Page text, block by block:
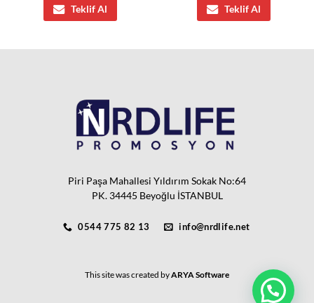
Teklif Al Teklif Al
Piri Paşa Mahallesi Yıldırım Sokak No:64
PK. 34445 Beyoğlu İSTANBUL
0544 775 82 13 info@nrdlife.net
This site was created byARYA Software